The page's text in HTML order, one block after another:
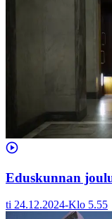
Eduskunnan
ti 24.12.2024-Klo 5.55